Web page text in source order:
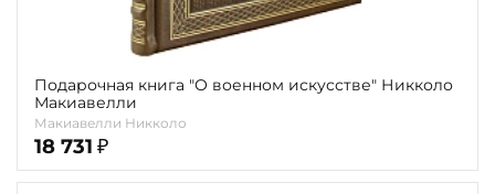
Подарочная книга "О военном искусстве" Никколо
Макиавелли
Макиавелли Никколо
18 731 ₽